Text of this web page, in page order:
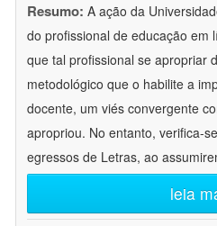
Resumo: A ação da
do profissional de educação em
que tal profissional se apropriar
metodológico que o habilite a
docente, um viés convergente
apropriou. No entanto, verifica-
egressos de Letras, ao
leia